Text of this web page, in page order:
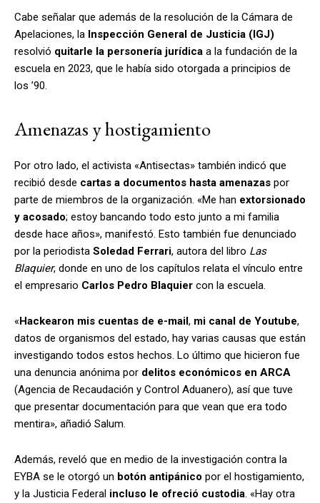
Cabe señalar que además de la resolución de la Cámara de
Apelaciones, la Inspección General de Justicia (IGJ)
resolvió quitarle la personería jurídica a la fundación de la
escuela en 2023, que le había sido otorgada a principios de
los ’90.
Amenazas y hostigamiento
Por otro lado, el activista «Antisectas» también indicó que
recibió desde cartas a documentos hasta amenazas por
parte de miembros de la organización. «Me han extorsionado
y acosado; estoy bancando todo esto junto a mi familia
desde hace años», manifestó. Esto también fue denunciado
por la periodista Soledad Ferrari, autora del libro Las
Blaquier, donde en uno de los capítulos relata el vínculo entre
el empresario Carlos Pedro Blaquier con la escuela.
«Hackearon mis cuentas de e-mail, mi canal de Youtube,
datos de organismos del estado, hay varias causas que están
investigando todos estos hechos. Lo último que hicieron fue
una denuncia anónima por delitos económicos en ARCA
(Agencia de Recaudación y Control Aduanero), así que tuve
que presentar documentación para que vean que era todo
mentira», añadió Salum.
Además, reveló que en medio de la investigación contra la
EYBA se le otorgó un botón antipánico por el hostigamiento,
y la Justicia Federal incluso le ofreció custodia. «Hay otra